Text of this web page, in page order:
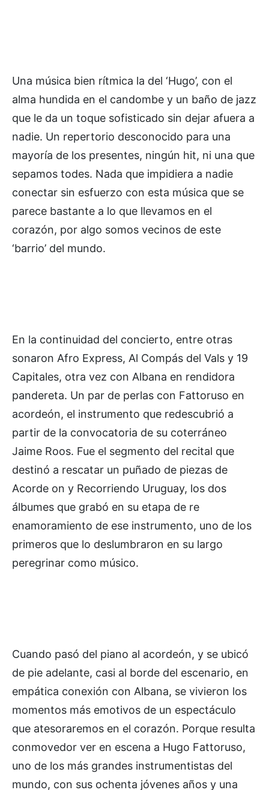
Una música bien rítmica la del ‘Hugo’, con el
alma hundida en el candombe y un baño de jazz
que le da un toque sofisticado sin dejar afuera a
nadie. Un repertorio desconocido para una
mayoría de los presentes, ningún hit, ni una que
sepamos todes. Nada que impidiera a nadie
conectar sin esfuerzo con esta música que se
parece bastante a lo que llevamos en el
corazón, por algo somos vecinos de este
‘barrio’ del mundo.
En la continuidad del concierto, entre otras
sonaron Afro Express, Al Compás del Vals y 19
Capitales, otra vez con Albana en rendidora
pandereta. Un par de perlas con Fattoruso en
acordeón, el instrumento que redescubrió a
partir de la convocatoria de su coterráneo
Jaime Roos. Fue el segmento del recital que
destinó a rescatar un puñado de piezas de
Acorde on y Recorriendo Uruguay, los dos
álbumes que grabó en su etapa de re
enamoramiento de ese instrumento, uno de los
primeros que lo deslumbraron en su largo
peregrinar como músico.
Cuando pasó del piano al acordeón, y se ubicó
de pie adelante, casi al borde del escenario, en
empática conexión con Albana, se vivieron los
momentos más emotivos de un espectáculo
que atesoraremos en el corazón. Porque resulta
conmovedor ver en escena a Hugo Fattoruso,
uno de los más grandes instrumentistas del
mundo, con sus ochenta jóvenes años y una